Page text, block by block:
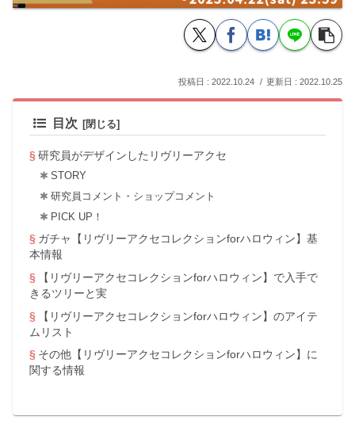
2022.10.24 2022.10.25
目次
研究員がデザインしたリヴリーアクセ
STORY
研究員コメント・ショップコメント
PICK UP！
ガチャ【リヴリーアクセコレクションforハロウィン】基
本情報
【リヴリーアクセコレクションforハロウィン】で入手で
きるツリーと実
【リヴリーアクセコレクションforハロウィン】のアイテ
ムリスト
その他【リヴリーアクセコレクションforハロウィン】に
関する情報